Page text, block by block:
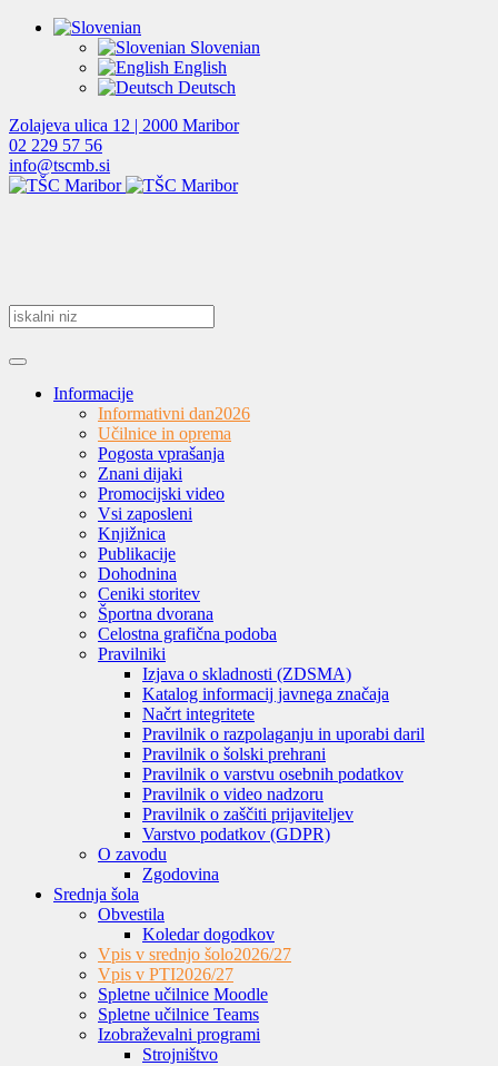
Slovenian
English
Deutsch
Zolajeva ulica 12 | 2000 Maribor
02 229 57 56
info@tscmb.si
Informacije
Informativni dan2026
Učilnice in oprema
Pogosta vprašanja
Znani dijaki
Promocijski video
Vsi zaposleni
Knjižnica
Publikacije
Dohodnina
Ceniki storitev
Športna dvorana
Celostna grafična podoba
Pravilniki
Izjava o skladnosti (ZDSMA)
Katalog informacij javnega značaja
Načrt integritete
Pravilnik o razpolaganju in uporabi daril
Pravilnik o šolski prehrani
Pravilnik o varstvu osebnih podatkov
Pravilnik o video nadzoru
Pravilnik o zaščiti prijaviteljev
Varstvo podatkov (GDPR)
O zavodu
Zgodovina
Srednja šola
Obvestila
Koledar dogodkov
Vpis v srednjo šolo2026/27
Vpis v PTI2026/27
Spletne učilnice Moodle
Spletne učilnice Teams
Izobraževalni programi
Strojništvo